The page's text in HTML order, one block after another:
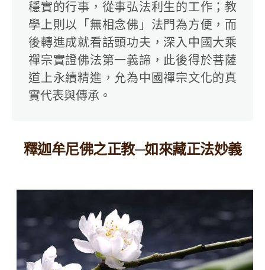
穩實的行事，從事弘法利生的工作；教
學上則以「無相念佛」法門為方便，而
後轉進成就看話頭功夫，深入中國大乘
禪宗實證佛法第一義諦，此後得於菩薩
道上永續精進，允為中國禪宗文化的真
實代表與傳承。
釋迦牟尼佛之正教─如來藏正法妙義